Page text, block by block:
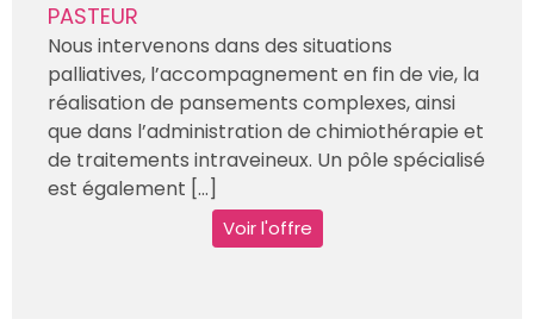
PASTEUR
Nous intervenons dans des situations
palliatives, l’accompagnement en fin de vie, la
réalisation de pansements complexes, ainsi
que dans l’administration de chimiothérapie et
de traitements intraveineux. Un pôle spécialisé
est également [...]
Voir l'offre